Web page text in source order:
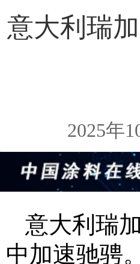
意大利瑞
2025年
意大利瑞
中加速驰骋